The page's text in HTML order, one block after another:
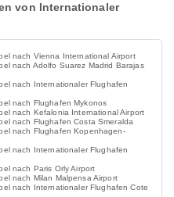
von Internationaler
nach Vienna International Airport
nach Adolfo Suarez Madrid Barajas
nach Internationaler Flughafen
nach Flughafen Mykonos
nach Kefalonia International Airport
nach Flughafen Costa Smeralda
nach Flughafen Kopenhagen-
nach Internationaler Flughafen
nach Paris Orly Airport
nach Milan Malpensa Airport
nach Internationaler Flughafen Cote